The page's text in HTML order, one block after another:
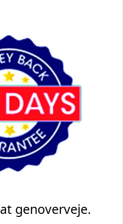
genoverveje.